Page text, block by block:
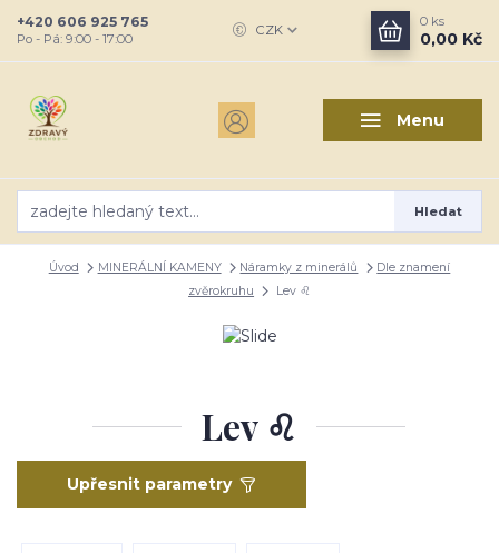
Menu
CZK
Hledat
+420 606 925 765
Po - Pá: 9:00 - 17:00
0 ks
0,00 Kč
Úvod MINERÁLNÍ KAMENY Náramky z minerálů
Dle znamení
zvěrokruhu
Lev ♌
Lev ♌
Upřesnit parametry